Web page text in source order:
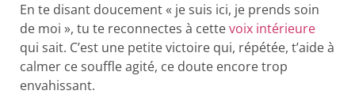
En te disant doucement « je suis ici, je prends soin
de moi », tu te reconnectes à cettevoix intérieure
qui sait. C’est une petite victoire qui, répétée, t’aide à
calmer ce souffle agité, ce doute encore trop
envahissant.